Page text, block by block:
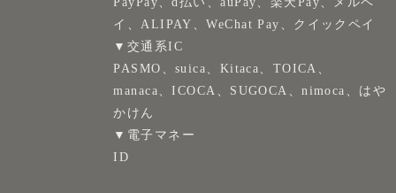
イ、ALIPAY、WeChat Pay、クイックペイ
▼交通系IC
PASMO、suica、Kitaca、TOICA、
manaca、ICOCA、SUGOCA、nimoca、はや
かけん
▼電子マネー
ID